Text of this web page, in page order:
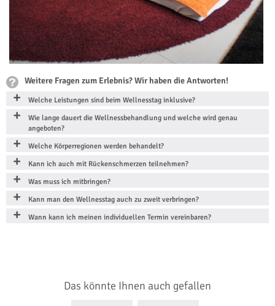
Weitere Fragen zum Erlebnis? Wir haben die Antworten!
Welche Leistungen sind beim Wellnesstag inklusive?
Wie lange dauert die Wellnessbehandlung und welche wird genau
angeboten?
Welche Körperregionen werden behandelt?
Kann ich auch mit Rückenschmerzen teilnehmen?
Was muss ich mitbringen?
Kann man den Wellnesstag auch zu zweit verbringen?
Wann kann ich meinen individuellen Termin vereinbaren?
Das könnte Ihnen auch gefallen